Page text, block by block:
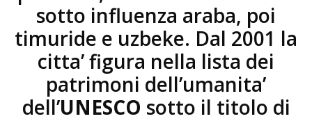
sotto influenza araba, poi
timuride e uzbeke. Dal 2001 la
citta’ figura nella lista dei
patrimoni dell’umanita’
dell’UNESCO sotto il titolo di